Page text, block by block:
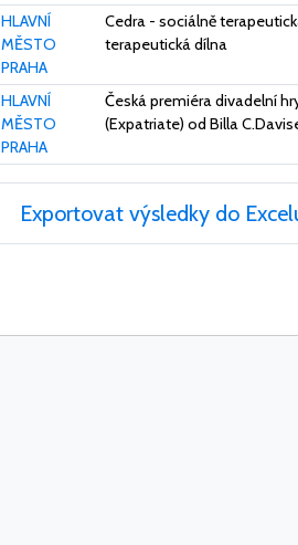
HLAVNÍ
MĚSTO
PRAHA
Cedra - sociálně
terapeutická dílna
HLAVNÍ
MĚSTO
PRAHA
Česká premiéra divadelní
(Expatriate) od Billa
Exportovat výsledky do